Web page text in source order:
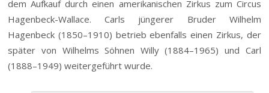
dem Aufkauf durch einen amerikanischen Zirkus zum Circus
Hagenbeck-Wallace. Carls jüngerer Bruder Wilhelm
Hagenbeck (1850–1910) betrieb ebenfalls einen Zirkus, der
später von Wilhelms Söhnen Willy (1884–1965) und Carl
(1888–1949) weitergeführt wurde.